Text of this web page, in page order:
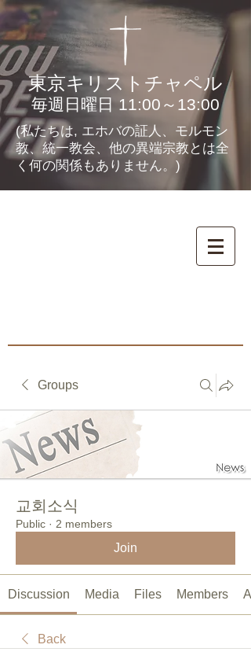
東京キリストチャペル
毎週日曜日 11:00～13:00
(私たちは, エホバの証人、モルモン
教、統一教会、他の異端宗教とは全
く何の関係もありません。)
Groups
교회소식
Public · 2 members
Join
Discussion Media Files Members
Back